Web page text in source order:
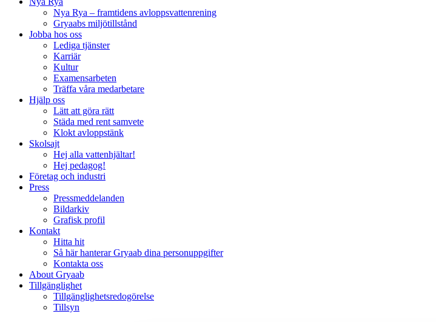
Nya Rya – framtidens avloppsvattenrening
Gryaabs miljötillstånd
Jobba hos oss
Lediga tjänster
Karriär
Kultur
Examensarbeten
Träffa våra medarbetare
Hjälp oss
Lätt att göra rätt
Städa med rent samvete
Klokt avloppstänk
Skolsajt
Hej alla vattenhjältar!
Hej pedagog!
Företag och industri
Press
Pressmeddelanden
Bildarkiv
Grafisk profil
Kontakt
Hitta hit
Så här hanterar Gryaab dina personuppgifter
Kontakta oss
About Gryaab
Tillgänglighet
Tillgänglighetsredogörelse
Tillsyn